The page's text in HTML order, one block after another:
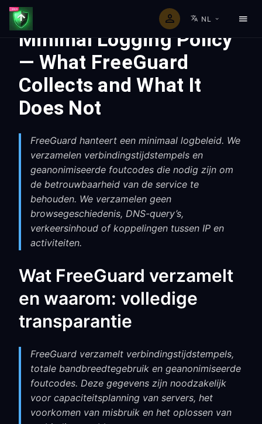
NL
Minimal Logging Policy
— What FreeGuard
Collects and What It
Does Not
FreeGuard hanteert een minimaal logbeleid. We
verzamelen verbindingstijdstempels en
geanonimiseerde foutcodes die nodig zijn om
de betrouwbaarheid van de service te
behouden. We verzamelen geen
browsegeschiedenis, DNS-query’s,
verkeersinhoud of koppelingen tussen IP en
activiteiten.
Wat FreeGuard verzamelt
en waarom: volledige
transparantie
FreeGuard verzamelt verbindingstijdstempels,
totale bandbreedtegebruik en geanonimiseerde
foutcodes. Deze gegevens zijn noodzakelijk
voor capaciteitsplanning van servers, het
voorkomen van misbruik en het oplossen van